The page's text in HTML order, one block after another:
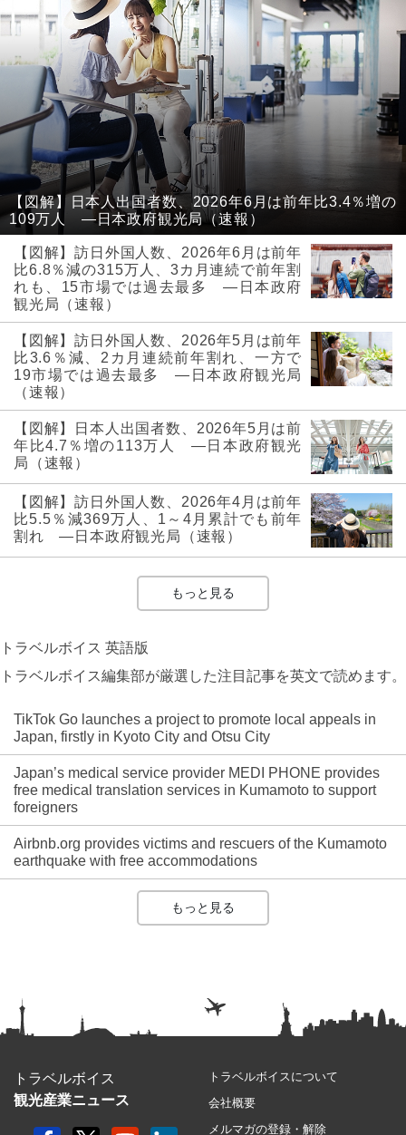
【図解】日本人出国者数、2026年6月は前年比3.4％増の
109万人 ―日本政府観光局（速報）
【図解】訪日外国人数、2026年6月は前年
比6.8％減の315万人、3カ月連続で前年割
れも、15市場では過去最多 ―日本政府
観光局（速報）
【図解】訪日外国人数、2026年5月は前年
比3.6％減、2カ月連続前年割れ、一方で
19市場では過去最多 ―日本政府観光局
（速報）
【図解】日本人出国者数、2026年5月は前
年比4.7％増の113万人 ―日本政府観光
局（速報）
【図解】訪日外国人数、2026年4月は前年
比5.5％減369万人、1～4月累計でも前年
割れ ―日本政府観光局（速報）
もっと見る
トラベルボイス 英語版
トラベルボイス編集部が厳選した注目記事を英文で読めます。
TikTok Go launches a project to promote local appeals in
Japan, firstly in Kyoto City and Otsu City
Japan’s medical service provider MEDI PHONE provides
free medical translation services in Kumamoto to support
foreigners
Airbnb.org provides victims and rescuers of the Kumamoto
earthquake with free accommodations
もっと見る
トラベルボイス
観光産業ニュース
トラベルボイスについて
会社概要
メルマガの登録・解除